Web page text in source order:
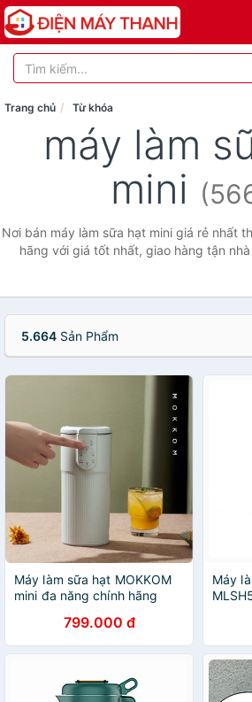
Trang chủ Từ khóa
máy làm
mini
Nơi bán máy làm sữa hạt mini giá rẻ nhất
hãng với giá tốt nhất, giao hàng tận
5.664 Sản Phẩm
Máy làm sữa hạt MOKKOM
mini đa năng chính hãng
799.000 đ
Máy